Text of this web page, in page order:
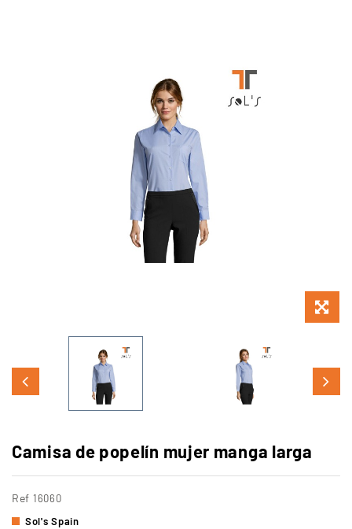
Camisa de popelín mujer manga larga
Ref 16060
Sol's Spain